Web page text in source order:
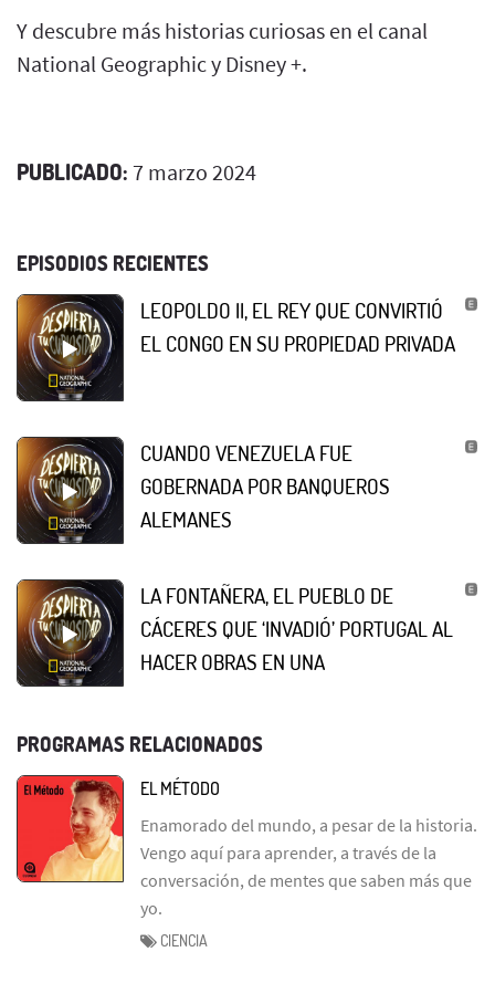
Y descubre más historias curiosas en el canal
National Geographic y Disney +.
PUBLICADO: 7 marzo 2024
EPISODIOS RECIENTES
LEOPOLDO II, EL REY QUE CONVIRTIÓ
EL CONGO EN SU PROPIEDAD PRIVADA
CUANDO VENEZUELA FUE
GOBERNADA POR BANQUEROS
ALEMANES
LA FONTAÑERA, EL PUEBLO DE
CÁCERES QUE ‘INVADIÓ’ PORTUGAL AL
HACER OBRAS EN UNA
PROGRAMAS RELACIONADOS
EL MÉTODO
Enamorado del mundo, a pesar de la historia.
Vengo aquí para aprender, a través de la
conversación, de mentes que saben más que
yo.
CIENCIA